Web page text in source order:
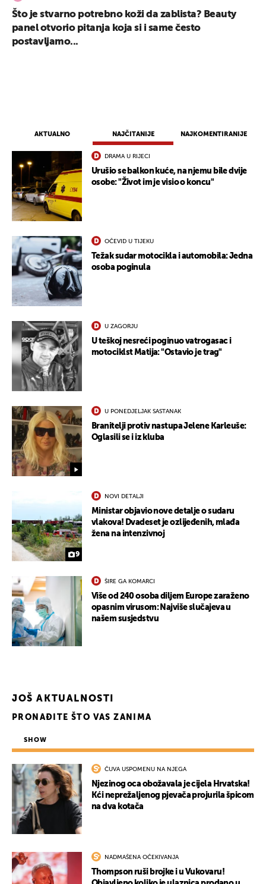
AKTUALNO NAJČITANIJE NAJKOMENTIRANIJE
DRAMA U RIJECI
Urušio se balkon kuće, na njemu bile dvije
osobe: "Život im je visio o koncu"
OČEVID U TIJEKU
Težak sudar motocikla i automobila: Jedna
osoba poginula
U ZAGORJU
U teškoj nesreći poginuo vatrogasac i
motociklst Matija: "Ostavio je trag"
U PONEDJELJAK SASTANAK
Branitelji protiv nastupa Jelene Karleuše:
Oglasili se i iz kluba
9
NOVI DETALJI
Ministar objavio nove detalje o sudaru
vlakova! Dvadeset je ozlijeđenih, mlađa
žena na intenzivnoj
ŠIRE GA KOMARCI
Više od 240 osoba diljem Europe zaraženo
opasnim virusom: Najviše slučajeva u
našem susjedstvu
JOŠ AKTUALNOSTI
Što je stvarno potrebno koži da zablista? Beauty
panel otvorio pitanja koja si i same često
postavljamo...
PRONAĐITE ŠTO VAS ZANIMA
SHOW
ČUVA USPOMENU NA NJEGA
Njezinog oca obožavala je cijela Hrvatska!
Kći neprežaljenog pjevača projurila špicom
na dva kotača
NADMAŠENA OČEKIVANJA
Thompson ruši brojke i u Vukovaru!